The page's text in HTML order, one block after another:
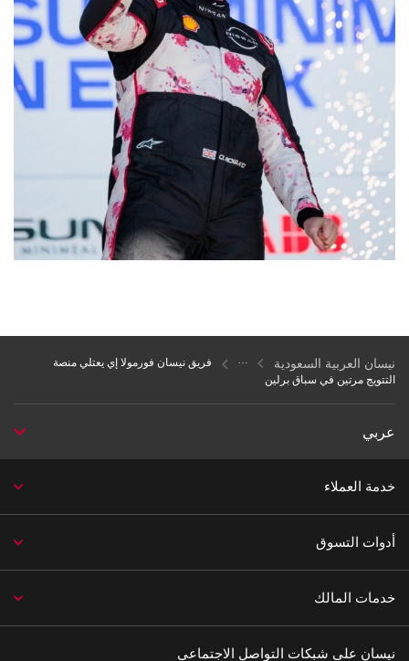
نيسان العربية السعودية
فريق نيسان فورمولا إي يعتلي منصة
التتويج مرتين في سباق برلين
عربي
G
E
خدمة العملاء
G
E
أدوات التسوق
G
خدمات المالك
نيسان على شبكات التواصل الاجتماعي